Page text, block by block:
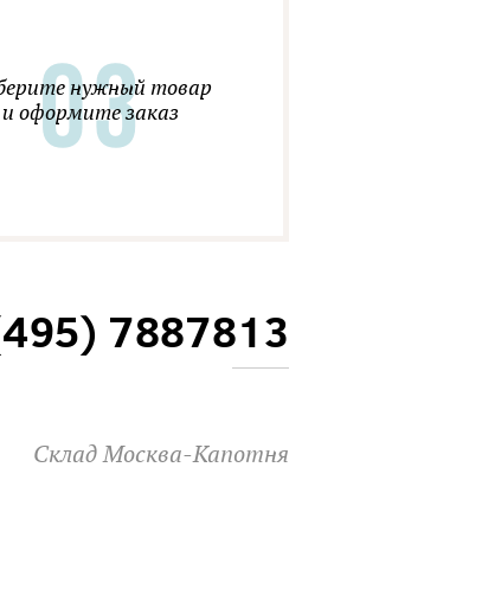
нужный товар
и оформите заказ
7887813
Склад Москва-Капотня